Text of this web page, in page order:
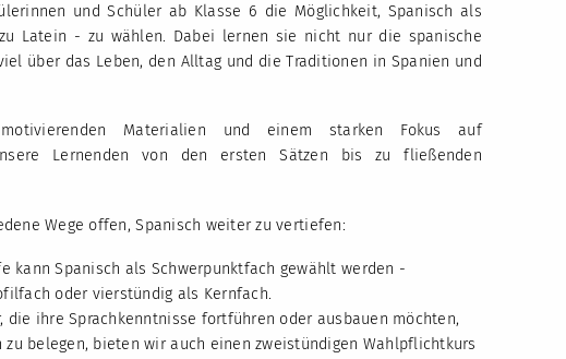
und Schüler ab Klasse 6 die Möglichkeit, Spanisch als
Latein - zu wählen. Dabei lernen sie nicht nur die spanische
über das Leben, den Alltag und die Traditionen in Spanien und
Materialien und einem starken Fokus auf
Lernenden von den ersten Sätzen bis zu fließenden
Wege offen, Spanisch weiter zu vertiefen:
kann Spanisch als Schwerpunktfach gewählt werden -
oder vierstündig als Kernfach.
die ihre Sprachkenntnisse fortführen oder ausbauen möchten,
belegen, bieten wir auch einen zweistündigen Wahlpflichtkurs